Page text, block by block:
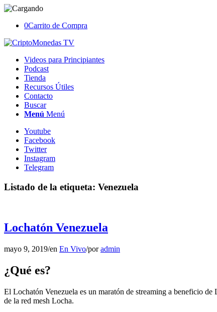
0Carrito de Compra
Videos para Principiantes
Podcast
Tienda
Recursos Útiles
Contacto
Buscar
Menú Menú
Youtube
Facebook
Twitter
Instagram
Telegram
Listado de la etiqueta: Venezuela
Lochatón Venezuela
mayo 9, 2019/en En Vivo/poradmin
¿Qué es?
El Lochatón Venezuela es un maratón de streaming a beneficio
de la red mesh Locha.